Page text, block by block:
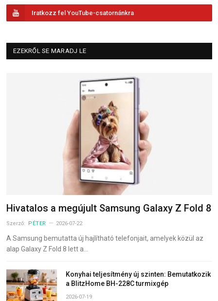
Iratkozz fel YouTube-csatornánkra
EZEKRŐL SE MARADJ LE
Hivatalos a megújult Samsung Galaxy Z Fold 8
Szerző: PÉTER 2026-07-22
A Samsung bemutatta új hajlítható telefonjait, amelyek közül az
alap Galaxy Z Fold 8 lett a…
Konyhai teljesítmény új szinten: Bemutatkozik
a BlitzHome BH-228C turmixgép
2026-07-19